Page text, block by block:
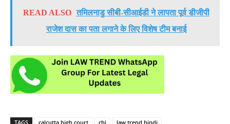
READ ALSO तमिलनाडु सीबी-सीआईडी ने लापता पूर्व डीजीपी
राजेश दास का पता लगाने के लिए विशेष टीम बनाई
TAGS calcutta high court cbi law trend hindi